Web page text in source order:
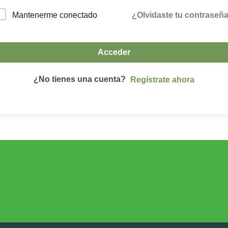
Mantenerme conectado ¿Olvidaste tu
Acceder
¿No tienes una cuenta? Regístrate ahora